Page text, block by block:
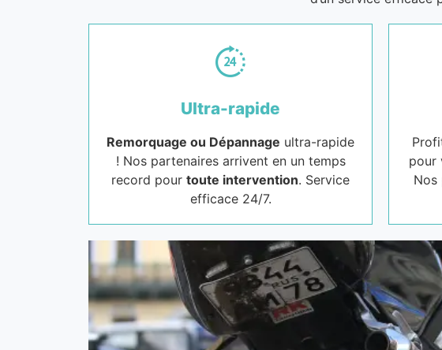
Ultra-rapide
Remorquage ou Dépannage ultra-rapide
! Nos partenaires arrivent en un temps
record pour toute intervention. Service
efficace 24/7.
pour
Nos